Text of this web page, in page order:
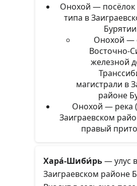
Онохой — посёлок
типа в
Онохой —
Восточно-
железной
магистрали в
районе
Онохой — река
Заиграевском
правый
Хара́-Шиби́рь— улус в
Заиграевском районе